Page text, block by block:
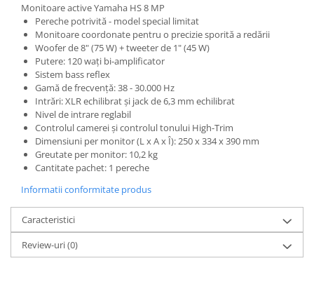
Convertoare AD/DA
Interfete audio
Interfete MIDI si Cabluri Midi-USB
Microfoane de studio
Monitoare de studio
Pop filtre
Preamplificatoare
Protectii antifonice pentru urechi
Rack studio
Sintetizatoare
Standuri si stative de monitoare
Subwoofere de studio
Monitoare active Yamaha HS 8 MP
Pereche potrivită - model special limitat
Monitoare coordonate pentru o precizie sporită a redării
Woofer de 8" (75 W) + tweeter de 1" (45 W)
Putere: 120 wați bi-amplificator
Sistem bass reflex
Gamă de frecvență: 38 - 30.000 Hz
Intrări: XLR echilibrat și jack de 6,3 mm echilibrat
Nivel de intrare reglabil
Controlul camerei și controlul tonului High-Trim
Dimensiuni per monitor (L x A x Î): 250 x 334 x 390 mm
Greutate per monitor: 10,2 kg
Cantitate pachet: 1 pereche
Informatii conformitate produs
Caracteristici
Review-uri(0)